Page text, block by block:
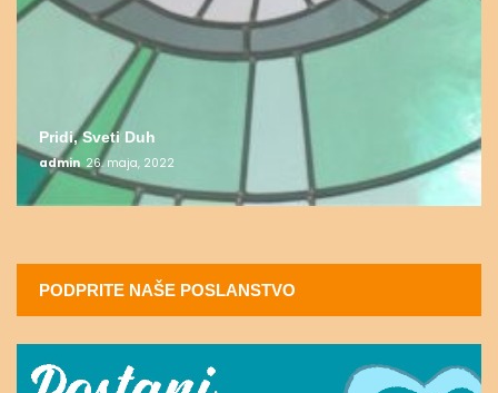
Pridi, Sveti Duh
admin 26. maja, 2022
PODPRITE NAŠE POSLANSTVO